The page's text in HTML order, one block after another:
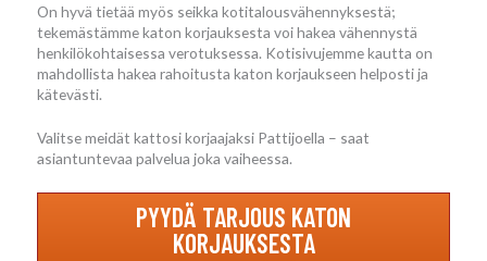
On hyvä tietää myös seikka kotitalousvähennyksestä;
tekemästämme katon korjauksesta voi hakea vähennystä
henkilökohtaisessa verotuksessa. Kotisivujemme kautta on
mahdollista hakea rahoitusta katon korjaukseen helposti ja
kätevästi.
Valitse meidät kattosi korjaajaksi Pattijoella – saat
asiantuntevaa palvelua joka vaiheessa.
PYYDÄ TARJOUS KATON
KORJAUKSESTA